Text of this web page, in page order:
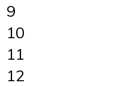
9
10
11
12